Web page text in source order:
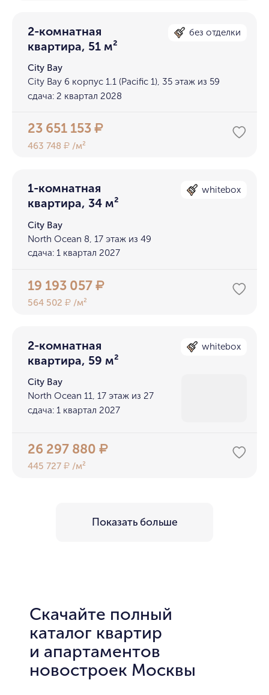
2-комнатная
квартира, 51 м²
без отделки
City Bay
City Bay 6 корпус 1.1 (Pacific 1), 35 этаж из 59
сдача: 2 квартал 2028
23 651 153₽
463 748₽ /м²
1-комнатная
квартира, 34 м²
whitebox
City Bay
North Ocean 8, 17 этаж из 49
сдача: 1 квартал 2027
19 193 057₽
564 502₽ /м²
2-комнатная
квартира, 59 м²
whitebox
City Bay
North Ocean 11, 17 этаж из 27
сдача: 1 квартал 2027
26 297 880₽
445 727₽ /м²
Показать больше
Скачайте полный
каталог квартир
и апартаментов
новостроек Москвы